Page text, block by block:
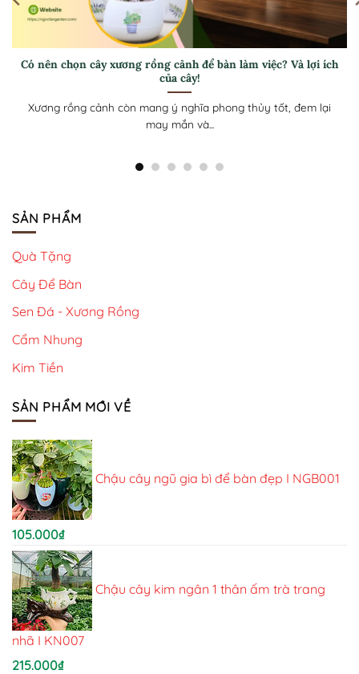
Hướng dẫn cách trồng trầu bà – Giúp cây luôn xanh tốt, thu
hút tài lộc cho gia chủ
Trầu bà không chỉ là cây cảnh đẹp mà còn mang ý nghĩa
phong thủy,...
SẢN PHẨM
Quà Tặng
Cây Để Bàn
Sen Đá - Xương Rồng
Cẩm Nhung
Kim Tiền
SẢN PHẨM MỚI VỀ
Chậu cây ngũ gia bì để bàn đẹp I NGB001
105.000₫
Chậu cây kim ngân 1 thân ấm trà trang
nhã I KN007
215.000₫